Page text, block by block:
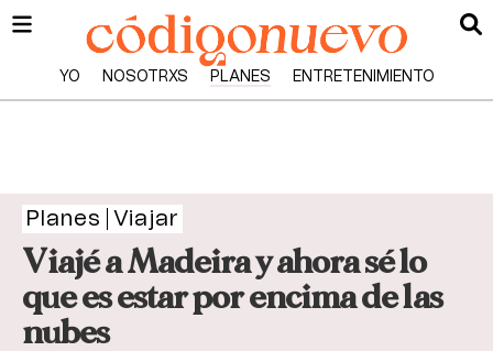
YO NOSOTRXS PLANES ENTRETENIMIENTO
Planes Viajar
Viajé a Madeira y ahora sé lo
que es estar por encima de las
nubes